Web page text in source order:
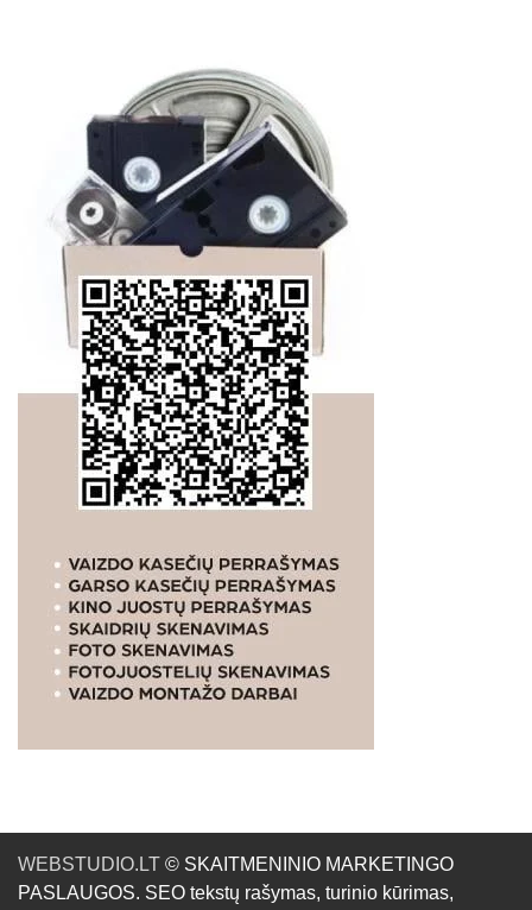
WEBSTUDIO.LT © SKAITMENINIO MARKETINGO
PASLAUGOS. SEO tekstų rašymas, turinio kūrimas,